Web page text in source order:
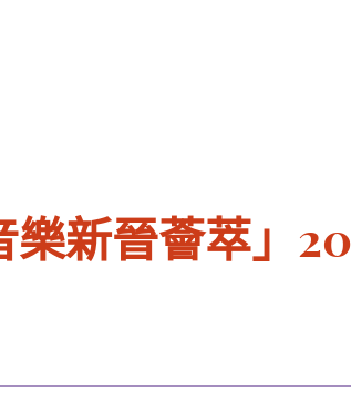
新晉薈萃」